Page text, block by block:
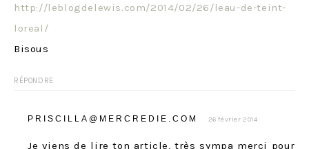
http://leblogdelewis.com/2014/02/26/leau-de-teint-
loreal/
Bisous
RÉPONDRE
PRISCILLA@MERCREDIE.COM 26 février 2014
Je viens de lire ton article, très sympa merci pour